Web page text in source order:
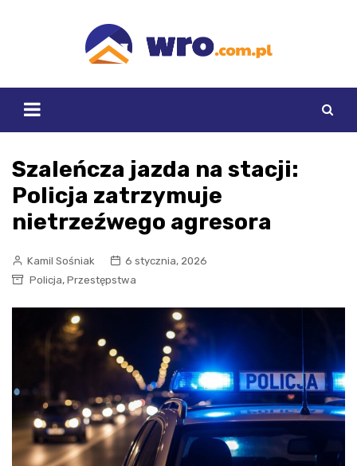
Szaleńcza jazda na stacji:
Policja zatrzymuje
nietrzeźwego agresora
Kamil Sośniak
6 stycznia, 2026
Policja, Przestępstwa